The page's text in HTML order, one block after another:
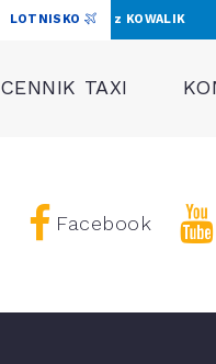
LOTNISKO z KOWALIK
CENNIK TAXI
Facebook